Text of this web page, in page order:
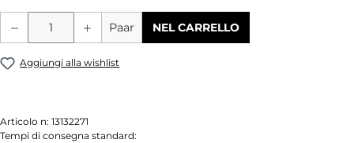
Quantità del prodotto: inserisci la
Paar NEL CARRELLO
Aggiungi alla wishlist
Articolo n: 13132271
Tempi di consegna standard: